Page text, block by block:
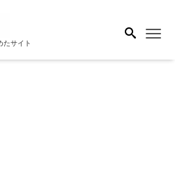
たサイト